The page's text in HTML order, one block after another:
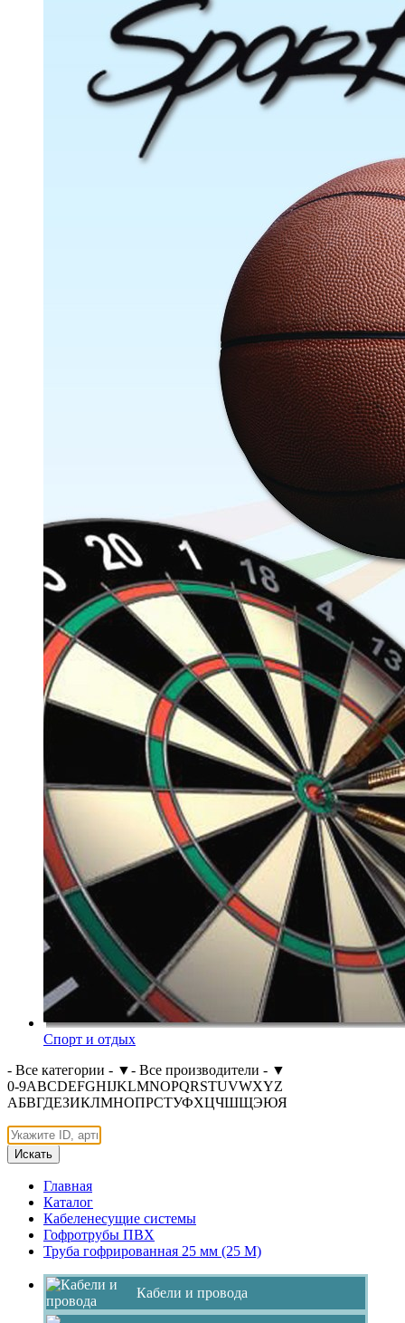
Спорт и отдых
- Все категории - ▼- Все производители - ▼
0-9ABCDEFGHIJKLMNOPQRSTUVWXYZ
АБВГДЕЗИКЛМНОПРСТУФХЦЧШЩЭЮЯ
Искать
Главная
Каталог
Кабеленесущие системы
Гофротрубы ПВХ
Труба гофрированная 25 мм (25 M)
Кабели и провода